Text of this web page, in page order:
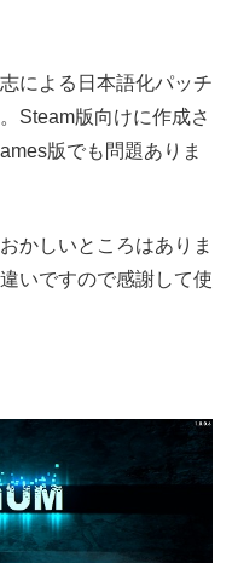
による日本語化パッチ
Steam版向けに作成さ
版でも問題ありま
かしいところはありま
いですので感謝して使